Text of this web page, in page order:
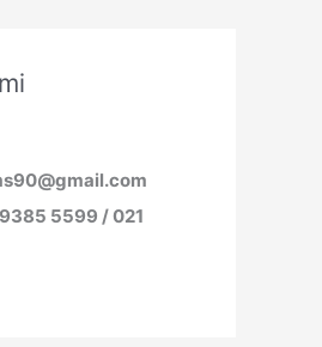
5599 / 021